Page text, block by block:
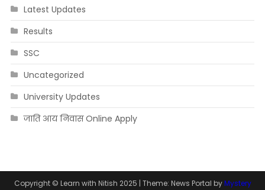
Latest Updates
Results
SSC
Uncategorized
University Updates
जाति आय निवास Online Apply
Copyright © Learn with Nitish 2025 | Theme: News Portal byMystery